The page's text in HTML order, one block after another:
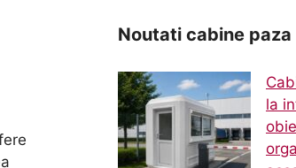
Noutati cabine paza
la